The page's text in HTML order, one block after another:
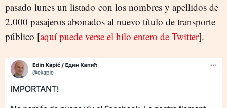
pasado lunes un listado con los nombres y apellidos de
2.000 pasajeros abonados al nuevo título de transporte
público [aquí puede verse el hilo entero de Twitter].